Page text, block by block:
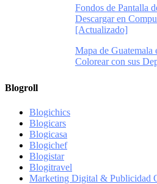
Fondos de Pantalla
Descargar en
[Actualizado]
Mapa de Guatemala
Colorear con sus
Blogroll
Blogichics
Blogicars
Blogicasa
Blogichef
Blogistar
Blogitravel
Marketing Digital & Publicidad